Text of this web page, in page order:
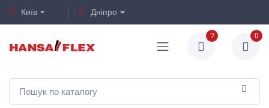
Київ Дніпро
? 0